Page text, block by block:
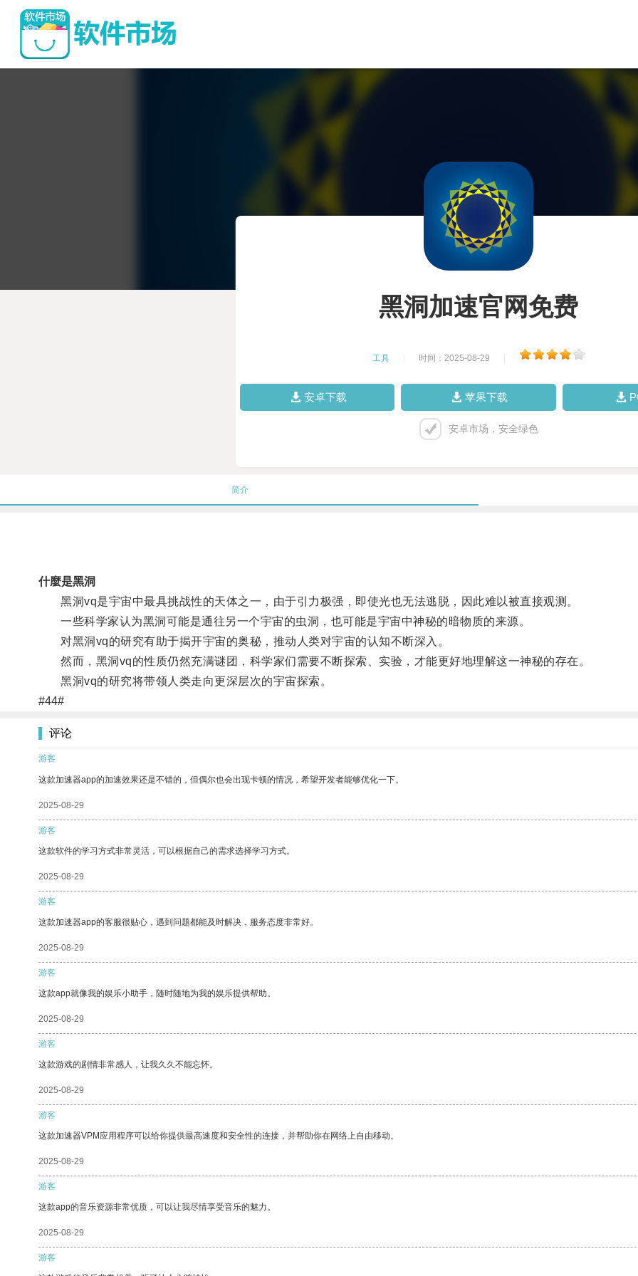
黑洞加速官网免费
工具 时间：2025-08-29
安卓下载 苹果下载
安卓市场，安全绿色
简介
什麼是黑洞
黑洞vq是宇宙中最具挑战性的天体之一，由于引力极强，即使光也无法逃脱，因此难以被直接观测。
一些科学家认为黑洞可能是通往另一个宇宙的虫洞，也可能是宇宙中神秘的暗物质的来源。
对黑洞vq的研究有助于揭开宇宙的奥秘，推动人类对宇宙的认知不断深入。
然而，黑洞vq的性质仍然充满谜团，科学家们需要不断探索、实验，才能更好地理解这一神秘的存在。
黑洞vq的研究将带领人类走向更深层次的宇宙探索。
#44#
评论
游客
这款加速器app的加速效果还是不错的，但偶尔也会出现卡顿的情况，希望开发者能够优化一下。
2025-08-29
游客
这款软件的学习方式非常灵活，可以根据自己的需求选择学习方式。
2025-08-29
游客
这款加速器app的客服很贴心，遇到问题都能及时解决，服务态度非常好。
2025-08-29
游客
这款app就像我的娱乐小助手，随时随地为我的娱乐提供帮助。
2025-08-29
游客
这款游戏的剧情非常感人，让我久久不能忘怀。
2025-08-29
游客
这款加速器VPM应用程序可以给你提供最高速度和安全性的连接，并帮助你在网络上自由移动。
2025-08-29
游客
这款app的音乐资源非常优质，可以让我尽情享受音乐的魅力。
2025-08-29
游客